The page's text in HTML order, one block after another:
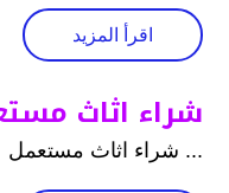
اقرأ المزيد
شراء اثاث
... شراء اثاث مستعمل